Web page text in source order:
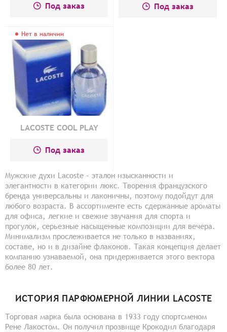
Под заказ Под заказ
Нет в наличии
LACOSTE COOL PLAY
Под заказ
Мужские духи Lacoste – эталон изысканности и
элегантности в категории люкс. Творения французского
бренда универсальны и лаконичны, поэтому подойдут для
любого возраста. В ассортименте есть сдержанные ароматы
для офиса, легкие и свежие звучания для спорта и
прогулок, серьезные насыщенные композиции для вечера.
Минимализм прослеживается не только в названиях,
составе, но и в дизайне флаконов. Такая концепция делает
компанию узнаваемой, она придерживается этого вектора
более 80 лет.
ИСТОРИЯ ПАРФЮМЕРНОЙ ЛИНИИ LACOSTE
Торговая марка была основана в 1933 году спортсменом
Рене Лакостом. Он получил прозвище Крокодил благодаря